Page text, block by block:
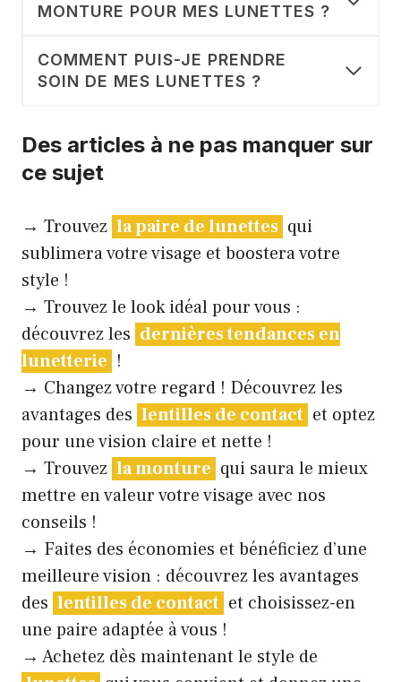
MONTURE POUR MES LUNETTES ?
COMMENT PUIS-JE PRENDRE
SOIN DE MES LUNETTES ?
Des articles à ne pas manquer sur
ce sujet
→ Trouvez la paire de lunettes qui
sublimera votre visage et boostera votre
style !
→ Trouvez le look idéal pour vous :
découvrez les dernières tendances en
lunetterie !
→ Changez votre regard ! Découvrez les
avantages des lentilles de contact et optez
pour une vision claire et nette !
→ Trouvez la monture qui saura le mieux
mettre en valeur votre visage avec nos
conseils !
→ Faites des économies et bénéficiez d’une
meilleure vision : découvrez les avantages
des lentilles de contact et choisissez-en
une paire adaptée à vous !
→ Achetez dès maintenant le style de